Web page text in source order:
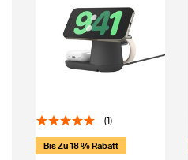
(1)
Bis Zu 18 % Rabatt